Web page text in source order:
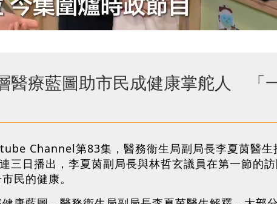
醫療藍圖助市民成健康掌舵人 「
Channel第83集，醫務衞生局副局長李夏茵醫
三日播出，李夏茵副局長與林哲玄議員在第一節的
民的健康。